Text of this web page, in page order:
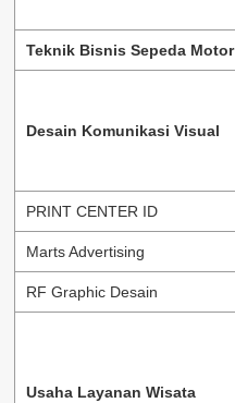
Teknik Bisnis Sepeda Motor
Desain Komunikasi Visual
PRINT CENTER ID
Marts Advertising
RF Graphic Desain
Usaha Layanan Wisata